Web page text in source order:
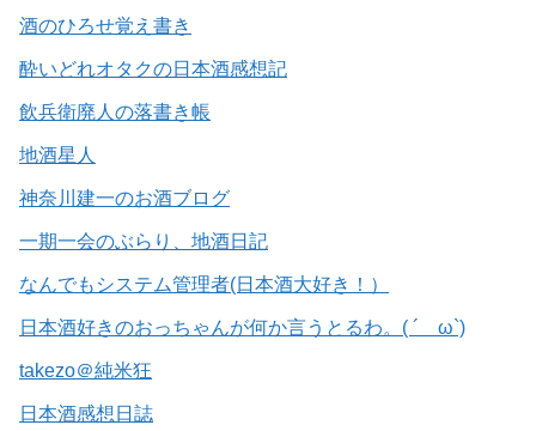
酒のひろせ覚え書き
酔いどれオタクの日本酒感想記
飲兵衛廃人の落書き帳
地酒星人
神奈川建一のお酒ブログ
一期一会のぶらり、地酒日記
なんでもシステム管理者(日本酒大好き！）
日本酒好きのおっちゃんが何か言うとるわ。( ´ ω`)
takezo＠純米狂
日本酒感想日誌